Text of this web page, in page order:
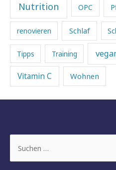
Nutrition OPC
renovieren Schlaf
Tipps Training
Vitamin C Wohnen
nach: